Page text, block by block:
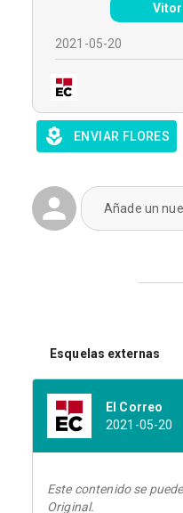
2021-05-20
ENVIAR FLORES
Añade un
Esquelas externas
El Correo
2021-05-20
Este contenido se
Original.